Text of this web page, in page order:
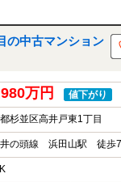
の中古マンション
万円 値下がり
杉並区高井戸東1丁目
井の頭線 浜田山駅 徒歩